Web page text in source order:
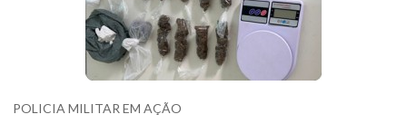
POLICIA MILITAR EM AÇÃO